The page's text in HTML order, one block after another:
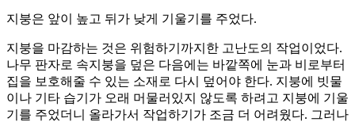
지붕은 앞이 높고 뒤가 낮게 기울기를 주었다.
지붕을 마감하는 것은 위험하기까지한 고난도의 작업이었다.
나무 판자로 속지붕을 덮은 다음에는 바깥쪽에 눈과 비로부터
집을 보호해줄 수 있는 소재로 다시 덮어야 한다. 지붕에 빗물
이나 기타 습기가 오래 머물러있지 않도록 하려고 지붕에 기울
기를 주었더니 올라가서 작업하기가 조금 더 어려웠다. 그러나